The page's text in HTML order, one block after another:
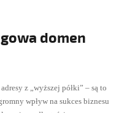
domen
z „wyższej półki” – są to
wpływ na sukces biznesu